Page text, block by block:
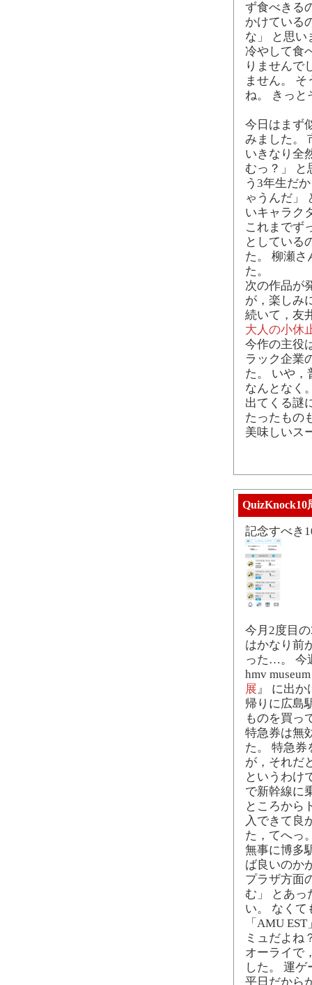
ず食べきる
かけている
な」 と思い
冷やして食
りませんで
ません。
ね。 きっと
今日はまず
みました。
いきなり全
むっ？」 と
う3年生だ
ゃうんだ」
いキャラク
これまでず
としている
た。 柳瀬さ
た。
次の作品が
が，楽しみ
続いて，友
大人の小休
今作の主役
ラック企業
た。 いや，
なんとなく
出てくる謎
たったもの
美味しいス
QuizKnock10
記念すべき
今月2度目
はかなり前
った…。 今
hmv
展』 に出か
帰りに広島
ものを買っ
特急券は無
た。 特急券
が，それだ
というわけ
で新幹線に
ところから
入できて良
た，てへっ
無事に博多
ば良いのか
プラザ方面
む」 とあっ
い。 なく
「AMU
ミュだよね
オーライで
した。 運ゲ
平日だから